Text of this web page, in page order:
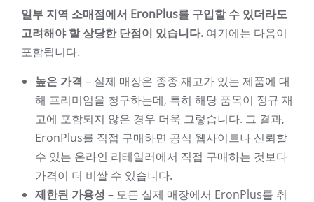
일부 지역 소매점에서 EronPlus를 구입할 수 있더라도
고려해야 할 상당한 단점이 있습니다. 여기에는 다음이
포함됩니다.
높은 가격 – 실제 매장은 종종 재고가 있는 제품에 대
해 프리미엄을 청구하는데, 특히 해당 품목이 정규 재
고에 포함되지 않은 경우 더욱 그렇습니다. 그 결과,
EronPlus를 직접 구매하면 공식 웹사이트나 신뢰할
수 있는 온라인 리테일러에서 직접 구매하는 것보다
가격이 더 비쌀 수 있습니다.
제한된 가용성 – 모든 실제 매장에서 EronPlus를 취